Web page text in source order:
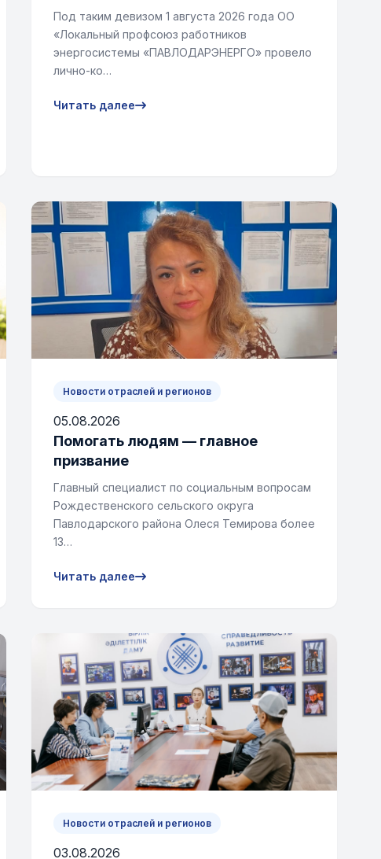
Под таким девизом 1 августа 2026 года ОО
«Локальный профсоюз работников
энергосистемы «ПАВЛОДАРЭНЕРГО» провело
лично-ко…
Читать далее
Новости отраслей и регионов
05.08.2026
Помогать людям — главное
призвание
Главный специалист по социальным вопросам
Рождественского сельского округа
Павлодарского района Олеся Темирова более
13…
Читать далее
Новости отраслей и регионов
03.08.2026